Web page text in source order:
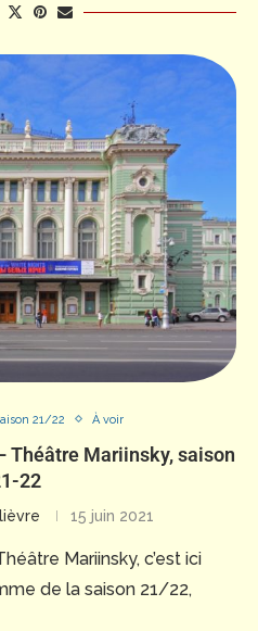
21/22 À voir
Théâtre Mariinsky, saison
22
15 juin 2021
Mariinsky, c’est ici
de la saison 21/22,